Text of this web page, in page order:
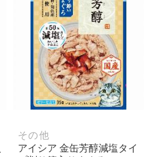
その他
アイシア 金缶芳醇減塩タイ